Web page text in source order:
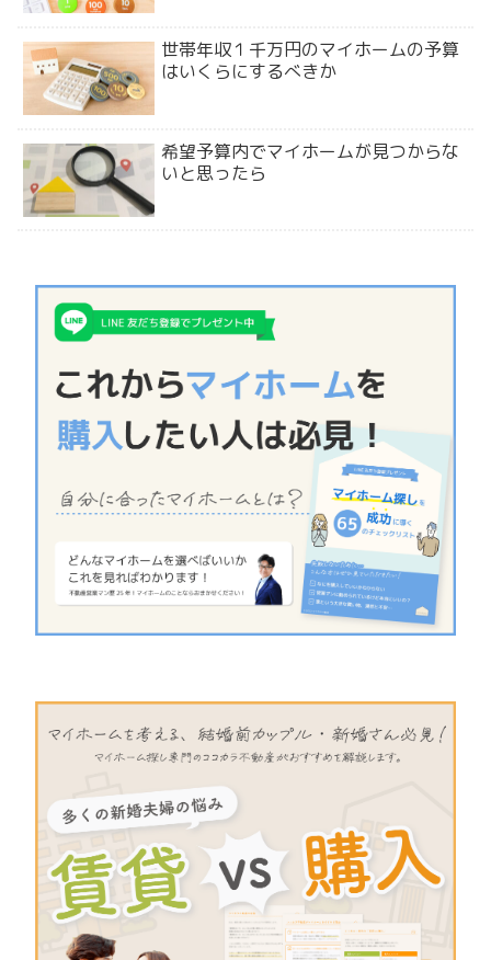
世帯年収１千万円のマイホームの予算
はいくらにするべきか
希望予算内でマイホームが見つからな
いと思ったら